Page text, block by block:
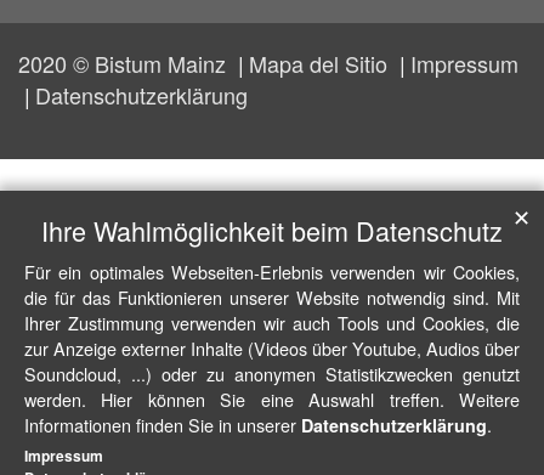
2020 © Bistum Mainz Mapa del Sitio
Impressum
Datenschutzerklärung
Ihre Wahlmöglichkeit beim Datenschutz
Für ein optimales Webseiten-Erlebnis verwenden wir Cookies,
die für das Funktionieren unserer Website notwendig sind. Mit
Ihrer Zustimmung verwenden wir auch Tools und Cookies, die
zur Anzeige externer Inhalte (Videos über Youtube, Audios über
Soundcloud, ...) oder zu anonymen Statistikzwecken genutzt
werden. Hier können Sie eine Auswahl treffen. Weitere
Informationen finden Sie in unserer Datenschutzerklärung.
✕
Impressum